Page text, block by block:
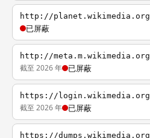
http://planet.wikimedia.org
已屏蔽
http://meta.m.wikimedia.org
截至 2026 年 已屏蔽
https://login.wikimedia.org
截至 2026 年 已屏蔽
https://dumps.wikimedia.org